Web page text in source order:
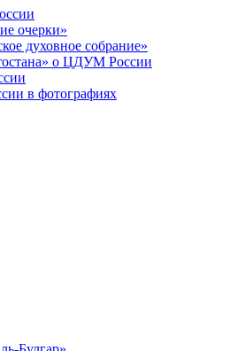
очерки»
духовное собрание»
о ЦДУМ России
в фотографиях